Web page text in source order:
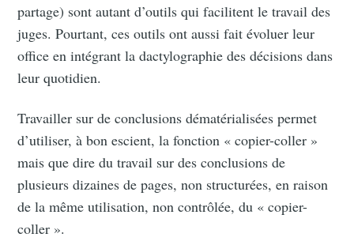
partage) sont autant d’outils qui facilitent le travail des
juges. Pourtant, ces outils ont aussi fait évoluer leur
office en intégrant la dactylographie des décisions dans
leur quotidien.
Travailler sur de conclusions dématérialisées permet
d’utiliser, à bon escient, la fonction « copier-coller »
mais que dire du travail sur des conclusions de
plusieurs dizaines de pages, non structurées, en raison
de la même utilisation, non contrôlée, du « copier-
coller ».